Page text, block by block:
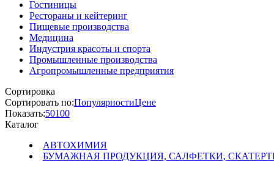
Гостиницы
Рестораны и кейтеринг
Пищевые производства
Медицина
Индустрия красоты и спорта
Промышленные производства
Агропромышленные предприятия
Сортировка
Сортировать по:ПопулярностиЦене
Показать:50100
Каталог
АВТОХИМИЯ
БУМАЖНАЯ ПРОДУКЦИЯ, САЛФЕТКИ,